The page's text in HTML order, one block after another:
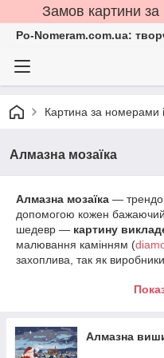
Замов картини
Po-Nomeram.com.ua:
Картина за номерами
Алмазна мозаїка
Алмазна мозаїка —
допомогою кожен
шедевр — картину
малювання камінням (
захоплива, так як
камінці різної форми:
Алмазна